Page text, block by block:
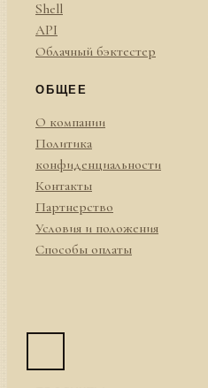
Shell
API
Облачный бэктестер
ОБЩЕЕ
О компании
Политика
конфиденциальности
Контакты
Партнерство
Условия и положения
Способы оплаты